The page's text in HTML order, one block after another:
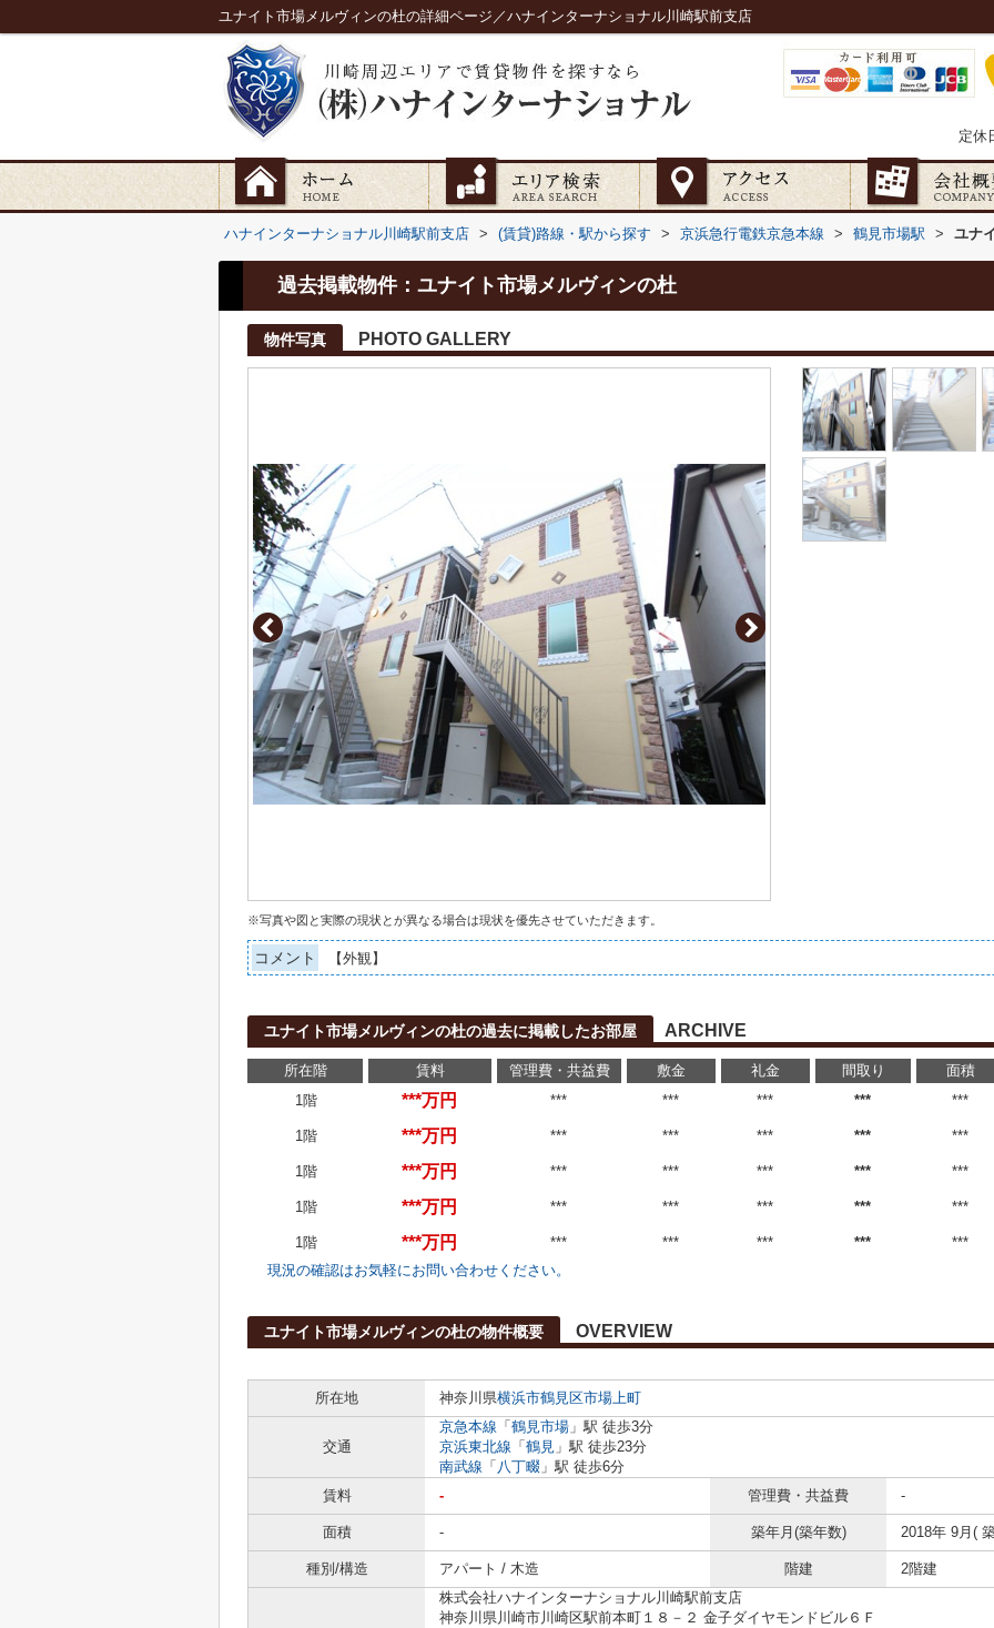
ユナイト市場メルヴィンの杜の詳細ページ／ハナインターナショナル川崎駅前支店
定休
ハナインターナショナル川崎駅前支店 > (賃貸)路線・駅から探す > 京浜急行電鉄京急本線 > 鶴見市場駅 > ユナ
過去掲載物件：ユナイト市場メルヴィンの杜
物件写真 PHOTO GALLERY
※写真や図と実際の現状とが異なる場合は現状を優先させていただきます。
コメント 【外観】
ユナイト市場メルヴィンの杜の過去に掲載したお部屋 ARCHIVE
所在階 賃料 管理費・共益費 敷金 礼金 間取り
面積
1階
***万円 *** *** *** *** ***
1階 ***万円 *** *** *** *** ***
1階 ***万円 *** *** *** *** ***
1階 ***万円 *** *** *** *** ***
1階 ***万円 *** *** *** ***
***
現況の確認はお気軽にお問い合わせください。
ユナイト市場メルヴィンの杜の物件概要 OVERVIEW
所在地 神奈川県横浜市鶴見区市場上町
交通
京急本線 「 鶴見市場 」駅 徒歩3分
京浜東北線 「 鶴見 」駅 徒歩23分
南武線 「 八丁畷 」駅 徒歩6分
賃料
- 管理費・共益費 -
面積 - 築年月(築年数) 2018年 9月(
種別/構造 アパート / 木造 階建 2階建
株式会社ハナインターナショナル川崎駅前支店
神奈川県川崎市川崎区駅前本町１８－２ 金子ダイヤモンドビル６Ｆ